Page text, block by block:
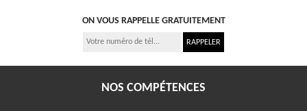
ON VOUS RAPPELLE GRATUITEMENT
NOS COMPÉTENCES